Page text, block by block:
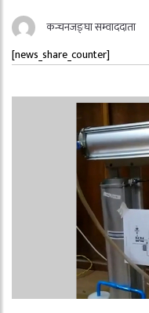
कन्चनजङ्घा सम्वाददाता
[news_share_counter]